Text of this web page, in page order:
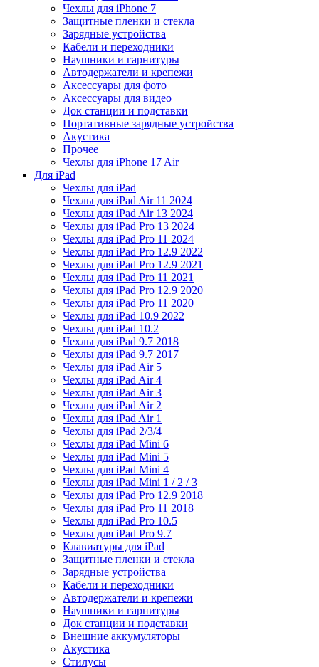
Чехлы для iPhone 7
Защитные пленки и стекла
Зарядные устройства
Кабели и переходники
Наушники и гарнитуры
Автодержатели и крепежи
Аксессуары для фото
Аксессуары для видео
Док станции и подставки
Портативные зарядные устройства
Акустика
Прочее
Чехлы для iPhone 17 Air
Для iPad
Чехлы для iPad
Чехлы для iPad Air 11 2024
Чехлы для iPad Air 13 2024
Чехлы для iPad Pro 13 2024
Чехлы для iPad Pro 11 2024
Чехлы для iPad Pro 12.9 2022
Чехлы для iPad Pro 12.9 2021
Чехлы для iPad Pro 11 2021
Чехлы для iPad Pro 12.9 2020
Чехлы для iPad Pro 11 2020
Чехлы для iPad 10.9 2022
Чехлы для iPad 10.2
Чехлы для iPad 9.7 2018
Чехлы для iPad 9.7 2017
Чехлы для iPad Air 5
Чехлы для iPad Air 4
Чехлы для iPad Air 3
Чехлы для iPad Air 2
Чехлы для iPad Air 1
Чехлы для iPad 2/3/4
Чехлы для iPad Mini 6
Чехлы для iPad Mini 5
Чехлы для iPad Mini 4
Чехлы для iPad Mini 1 / 2 / 3
Чехлы для iPad Pro 12.9 2018
Чехлы для iPad Pro 11 2018
Чехлы для iPad Pro 10.5
Чехлы для iPad Pro 9.7
Клавиатуры для iPad
Защитные пленки и стекла
Зарядные устройства
Кабели и переходники
Автодержатели и крепежи
Наушники и гарнитуры
Док станции и подставки
Внешние аккумуляторы
Акустика
Стилусы